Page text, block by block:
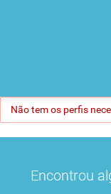
Não tem os perfis
Encontrou